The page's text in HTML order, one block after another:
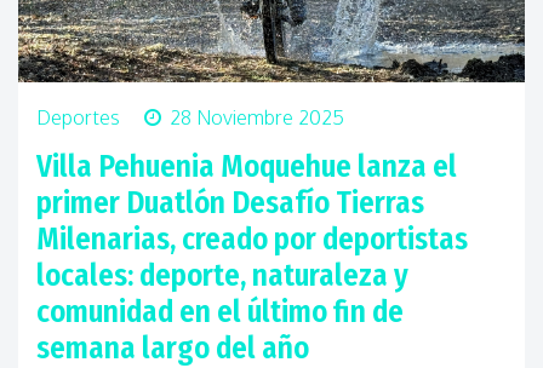
Deportes 28 Noviembre 2025
Villa Pehuenia Moquehue lanza el
primer Duatlón Desafío Tierras
Milenarias, creado por deportistas
locales: deporte, naturaleza y
comunidad en el último fin de
semana largo del año